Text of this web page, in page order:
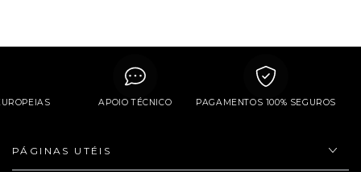
APOIO TÉCNICO PAGAMENTOS 100% SEGUROS
PÁGINAS UTÉIS